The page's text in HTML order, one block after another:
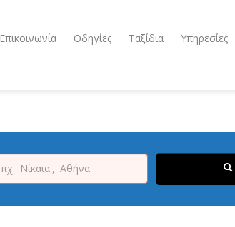
Επικοινωνία Οδηγίες Ταξίδια Υπηρεσίες